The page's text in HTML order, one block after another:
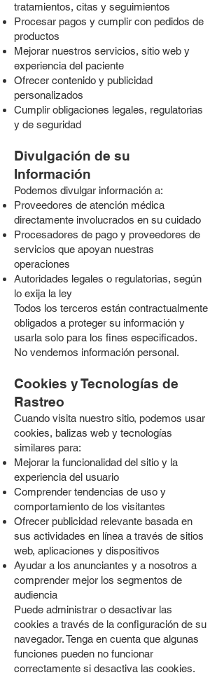
tratamientos, citas y seguimientos
Procesar pagos y cumplir con pedidos de
productos
Mejorar nuestros servicios, sitio web y
experiencia del paciente
Ofrecer contenido y publicidad
personalizados
Cumplir obligaciones legales, regulatorias
y de seguridad
Divulgación de su
Información
Podemos divulgar información a:
Proveedores de atención médica
directamente involucrados en su cuidado
Procesadores de pago y proveedores de
servicios que apoyan nuestras
operaciones
Autoridades legales o regulatorias, según
lo exija la ley
Todos los terceros están contractualmente
obligados a proteger su información y
usarla solo para los fines especificados.
No vendemos información personal.
Cookies y Tecnologías de
Rastreo
Cuando visita nuestro sitio, podemos usar
cookies, balizas web y tecnologías
similares para:
Mejorar la funcionalidad del sitio y la
experiencia del usuario
Comprender tendencias de uso y
comportamiento de los visitantes
Ofrecer publicidad relevante basada en
sus actividades en línea a través de sitios
web, aplicaciones y dispositivos
Ayudar a los anunciantes y a nosotros a
comprender mejor los segmentos de
audiencia
Puede administrar o desactivar las
cookies a través de la configuración de su
navegador. Tenga en cuenta que algunas
funciones pueden no funcionar
correctamente si desactiva las cookies.